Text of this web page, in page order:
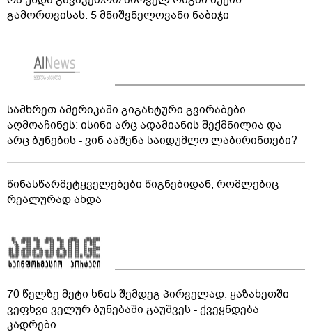
გამორთვისას: 5 მნიშვნელოვანი ნაბიჯი
სამხრეთ ამერიკაში გიგანტური გვირაბები
აღმოაჩინეს: ისინი არც ადამიანის შექმნილია და
არც ბუნების - ვინ ააშენა საიდუმლო ლაბირინთები?
წინასწარმეტყველებები წიგნებიდან, რომლებიც
რეალურად ახდა
70 წელზე მეტი ხნის შემდეგ პირველად, ყაზახეთში
ვეფხვი ველურ ბუნებაში გაუშვეს - ქვეყნდება
კადრები